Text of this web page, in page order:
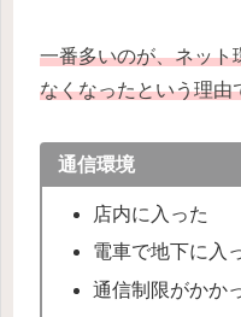
一番多いのが、ネット
なくなったという理由
通信環境
店内に入った
電車で地下に入
通信制限がかか